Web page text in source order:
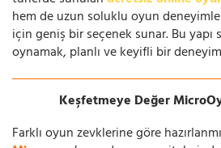
hem de uzun soluklu oyun
için geniş bir seçenek sunar. Bu yapı
oynamak, planlı ve keyifli bir
Keşfetmeye Değer
Farklı oyun zevklerine göre